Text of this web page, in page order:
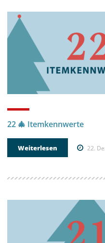
22 🎄 Itemkennwerte
Weiterlesen 22.